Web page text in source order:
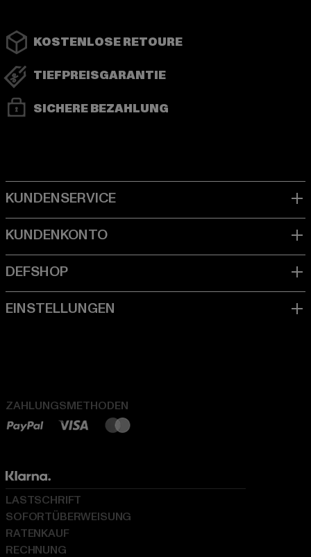
KOSTENLOSE RETOURE
TIEFPREISGARANTIE
SICHERE BEZAHLUNG
ZAHLUNGSMETHODEN
LASTSCHRIFT
SOFORTÜBERWEISUNG
RATENKAUF
RECHNUNG